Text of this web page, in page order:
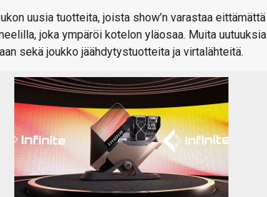
uusia tuotteita, joista show’n varastaa eittämättä
joka ympäröi kotelon yläosaa. Muita uutuuksia
sekä joukko jäähdytystuotteita ja virtalähteitä.